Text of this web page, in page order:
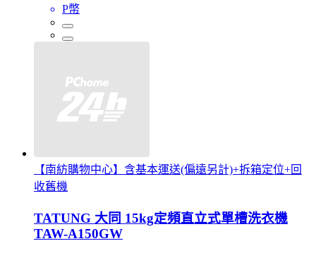
P幣
【南紡購物中心】含基本運送(偏遠另計)+拆箱定位+回
收舊機
TATUNG 大同 15kg定頻直立式單槽洗衣機
TAW-A150GW